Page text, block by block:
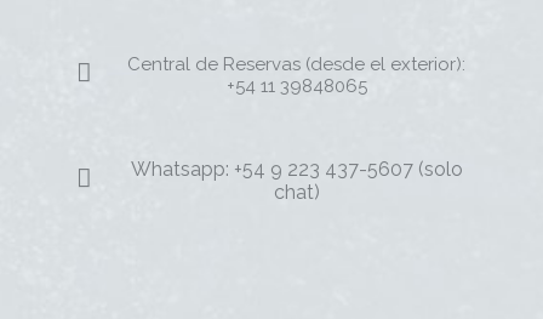
Central de Reservas (desde el exterior):
+54 11 39848065
Whatsapp: +54 9 223 437-5607 (solo
chat)